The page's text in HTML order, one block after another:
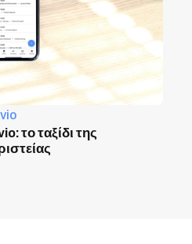
το ταξίδι της